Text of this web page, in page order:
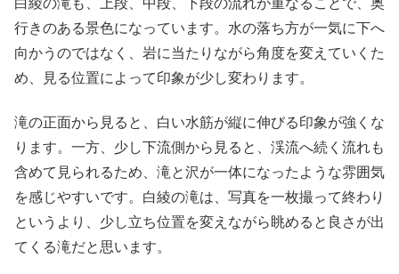
行きのある景色になっています。水の落ち方が一気に下へ
向かうのではなく、岩に当たりながら角度を変えていくた
め、見る位置によって印象が少し変わります。
滝の正面から見ると、白い水筋が縦に伸びる印象が強くな
ります。一方、少し下流側から見ると、渓流へ続く流れも
含めて見られるため、滝と沢が一体になったような雰囲気
を感じやすいです。白綾の滝は、写真を一枚撮って終わり
というより、少し立ち位置を変えながら眺めると良さが出
てくる滝だと思います。